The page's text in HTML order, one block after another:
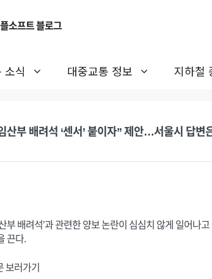
소프트 블로그
소식 대중교통 정보 지하철
산부 배려석 ‘센서’ 붙이자” 제안…서울시 답변
부 배려석’과 관련한 양보 논란이 심심치 않게 일어나
끈다.
보러가기